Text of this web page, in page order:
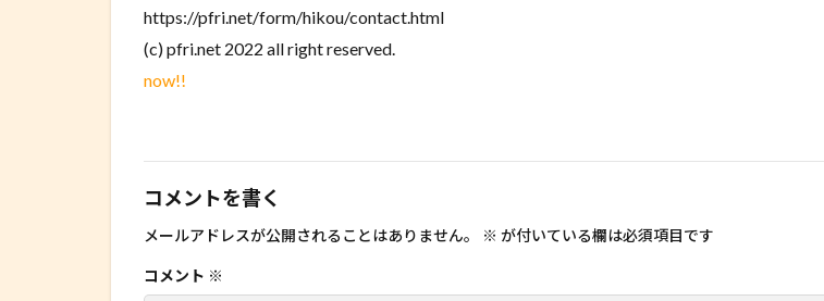
https://pfri.net/form/hikou/contact.html
(c) pfri.net 2022 all right reserved.
now!!
コメントを書く
メールアドレスが公開されることはありません。 ※ が付いている欄は必須項目です
コメント ※